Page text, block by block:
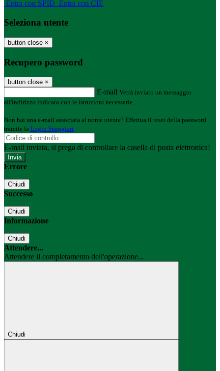
Entra con SPID Entra con CIE
Seleziona utente
button close ×
Recupero password
button close ×
E-mail Verrà inviato un messaggio
all'indirizzo indicato con le istruzioni necessarie.
Non hai una e-mail associata al nome utente? Effettua il reset della password
tramite la Login Spaggiari
E-mail inviata, si prega di controllare la casella di posta elettronica!
Errore
Chiudi
Successo
Chiudi
Informazione
Chiudi
Attendere...
Attendere il completamento dell'operazione...
Chiudi